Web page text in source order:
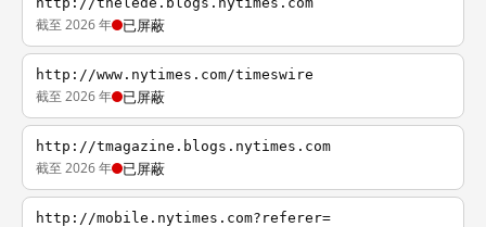
截至 2026 年 已屏蔽
http://www.nytimes.com/timeswire
截至 2026 年 已屏蔽
http://tmagazine.blogs.nytimes.com
截至 2026 年 已屏蔽
http://mobile.nytimes.com?referer=